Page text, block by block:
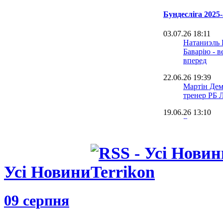
Бундесліга
03.07.26 18:11
Натаниэль
Баварію -
вперед
22.06.26 19:39
Мартін
тренер РБ
19.06.26 13:10
Вернер
18.06.26 14:25
Усі Новини
09 серпня